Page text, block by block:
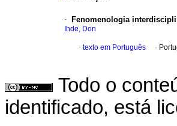
· Fenomenologia
Ihde, Don
· texto em Português ·
Todo o
identificado, está